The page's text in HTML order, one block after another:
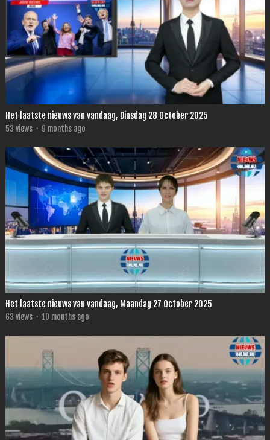
Het laatste nieuws van vandaag, Dinsdag 28 October 2025
53 views · 9 months ago
Het laatste nieuws van vandaag, Maandag 27 October 2025
63 views · 10 months ago